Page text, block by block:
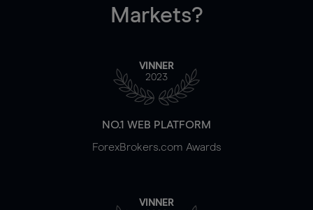
Markets?
VINNER
2023
NO.1 WEB PLATFORM
ForexBrokers.com Awards
VINNER